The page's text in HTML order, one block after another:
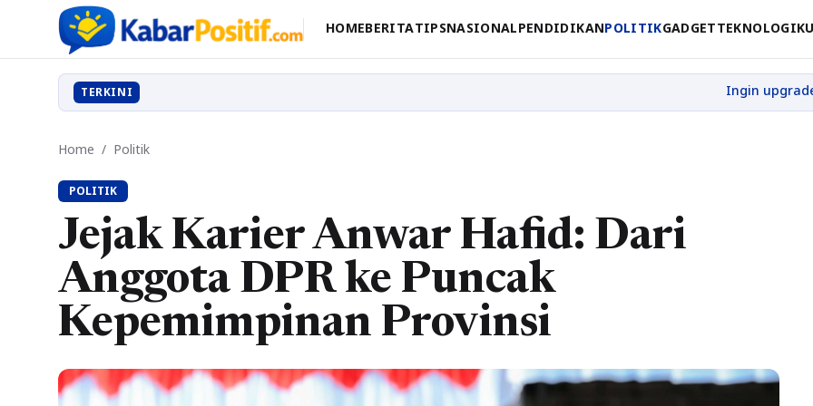
HOMEBERITATIPSNASIONALPENDIDIKANPOLITIKGADGETTEKNOLOGI
TERKINI
Home / Politik
POLITIK
Jejak Karier Anwar Hafid: Dari
Anggota DPR ke Puncak
Kepemimpinan Provinsi